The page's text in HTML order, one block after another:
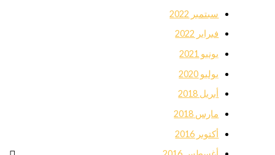
سبتمبر 2022
فبراير 2022
يونيو 2021
يوليو 2020
أبريل 2018
مارس 2018
أكتوبر 2016